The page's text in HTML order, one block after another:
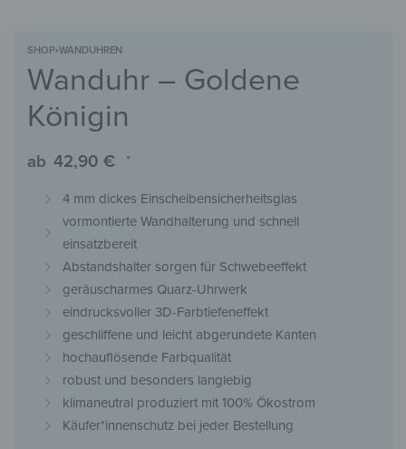
SHOP›WANDUHREN
Wanduhr – Goldene
Königin
ab 42,90 € *
4 mm dickes Einscheibensicherheitsglas
vormontierte Wandhalterung und schnell
einsatzbereit
Abstandshalter sorgen für Schwebeeffekt
geräuscharmes Quarz-Uhrwerk
eindrucksvoller 3D-Farbtiefeneffekt
geschliffene und leicht abgerundete Kanten
hochauflösende Farbqualität
robust und besonders langlebig
klimaneutral produziert mit 100% Ökostrom
Käufer*innenschutz bei jeder Bestellung